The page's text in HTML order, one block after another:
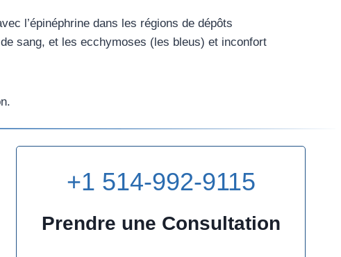
l’épinéphrine dans les régions de dépôts
sang, et les ecchymoses (les bleus) et inconfort
+1 514-992-9115
Prendre une Consultation